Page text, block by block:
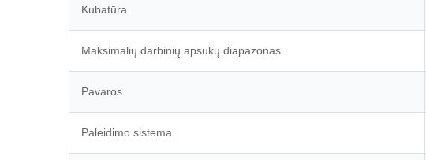
Kubatūra
Maksimalių darbinių apsukų diapazonas
Pavaros
Paleidimo sistema